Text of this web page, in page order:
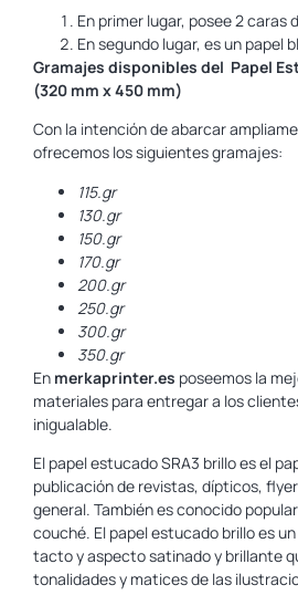
En primer lugar, posee 2 caras
En segundo lugar, es un papel
Gramajes disponibles del Papel
(320 mm x 450 mm)
Con la intención de abarcar
ofrecemos los siguientes gramajes:
115.gr
130.gr
150.gr
170.gr
200.gr
250.gr
300.gr
350.gr
En merkaprinter.es poseemos la
materiales para entregar a los
inigualable.
El papel estucado SRA3 brillo es el
publicación de revistas, dípticos,
general. También es conocido
couché. El papel estucado brillo es
tacto y aspecto satinado y brillante
tonalidades y matices de las